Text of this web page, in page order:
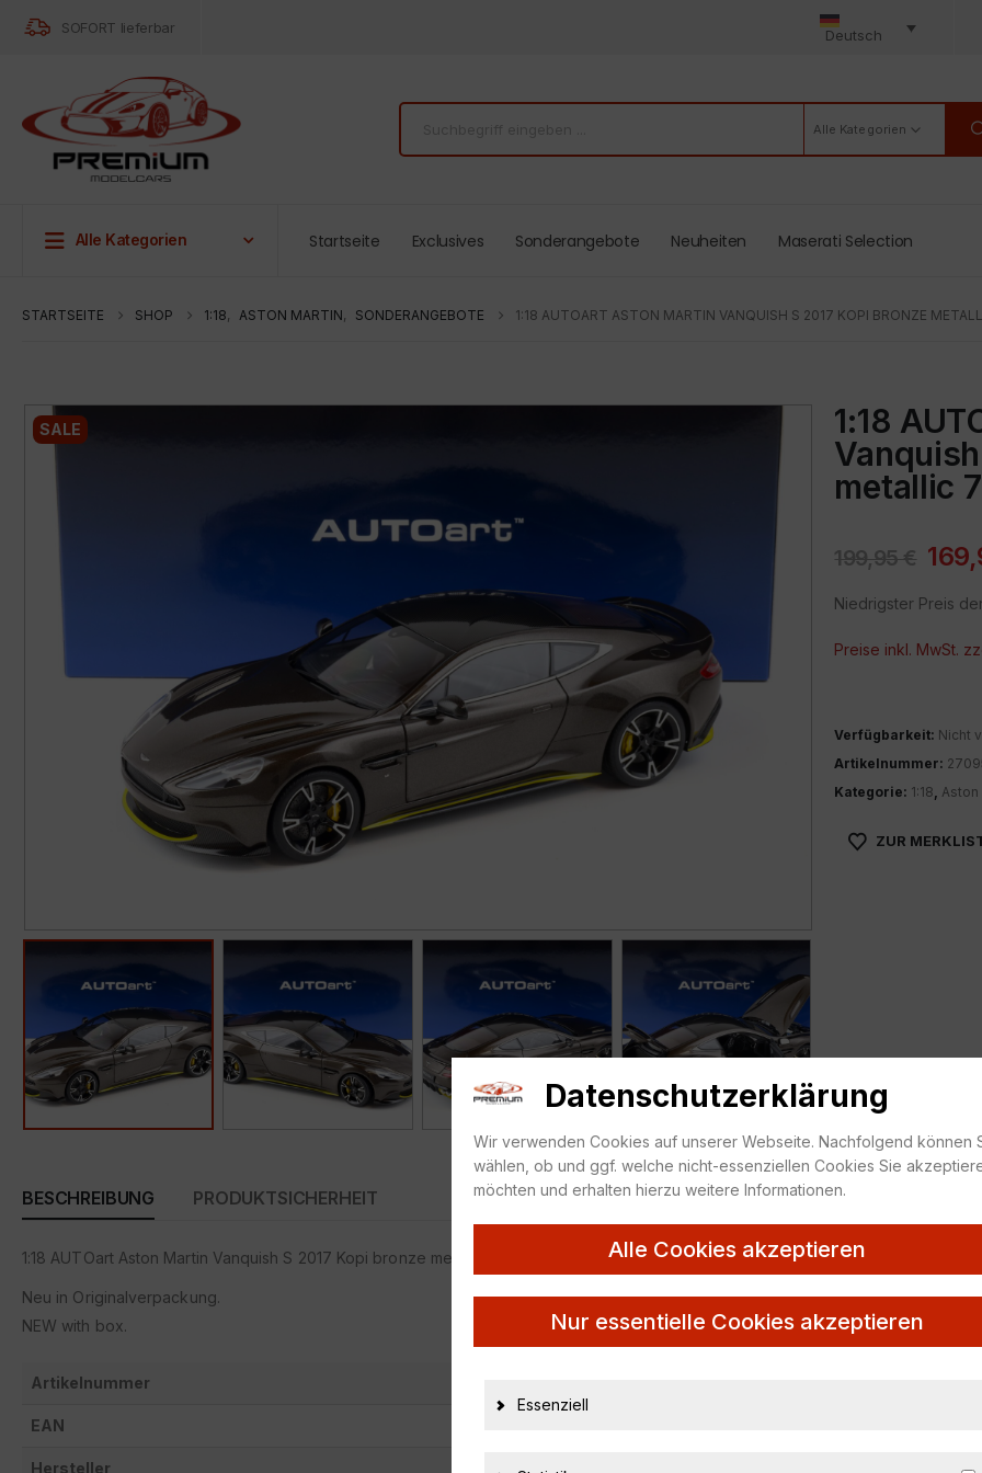
SOFORT lieferbar Deutsch
Alle Kategorien
Alle Kategorien Startseite Exclusives Sonderangebote Neuheiten Maserati Selection
STARTSEITE SHOP 1:18, ASTON MARTIN, SONDERANGEBOTE 1:18 AUTOART ASTON MARTIN VANQUISH S 2017 KOPI BRONZE
SALE
1:18
metallic
199,95€
Niedrigster Preis
Preise inkl. MwSt.
Verfügbarkeit: Nicht
Artikelnummer:
Kategorie: 1:18, Aston
ZUR
BESCHREIBUNG PRODUKTSICHERHEIT
1:18 AUTOart Aston Martin Vanquish S 2017 Kopi bronze metallic 70273
Neu in Originalverpackung.
NEW with box.
Artikelnummer
EAN
Hersteller
Datenschutzerklärung
Wir verwenden Cookies auf unserer Webseite. Nachfolgend können
wählen, ob und ggf. welche nicht-essenziellen Cookies Sie
möchten und erhalten hierzu weitere Informationen.
Alle Cookies akzeptieren
Nur essentielle Cookies akzeptieren
Essenziell